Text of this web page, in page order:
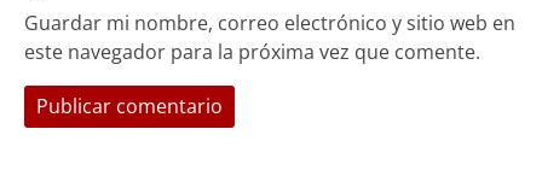
Guardar mi nombre, correo electrónico y sitio web en
este navegador para la próxima vez que comente.